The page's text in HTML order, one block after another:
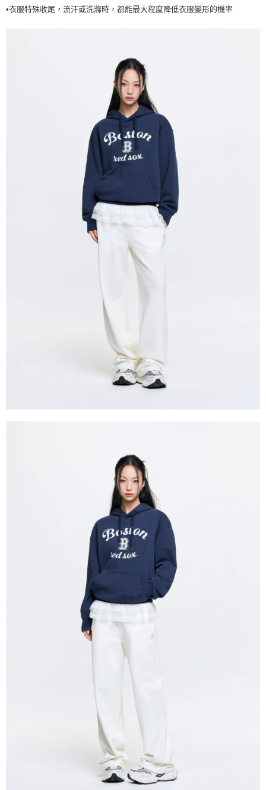
7-11取貨付款<未取貨列黑名單/不支援離島取退>
每筆NT$60，滿NT$499(含以上)免運費
每筆NT$80，滿NT$699(含以上)免運費
•衣服特殊收尾，流汗或洗滌時，都能最大程度降低衣服變形的機率